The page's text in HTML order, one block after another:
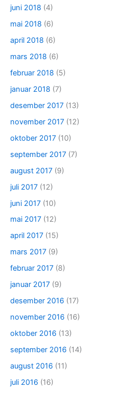
juni 2018 (4)
mai 2018 (6)
april 2018 (6)
mars 2018 (6)
februar 2018 (5)
januar 2018 (7)
desember 2017 (13)
november 2017 (12)
oktober 2017 (10)
september 2017 (7)
august 2017 (9)
juli 2017 (12)
juni 2017 (10)
mai 2017 (12)
april 2017 (15)
mars 2017 (9)
februar 2017 (8)
januar 2017 (9)
desember 2016 (17)
november 2016 (16)
oktober 2016 (13)
september 2016 (14)
august 2016 (11)
juli 2016 (16)